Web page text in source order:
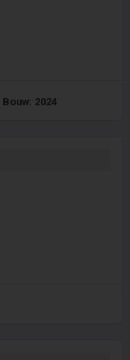
Bouw: 2024